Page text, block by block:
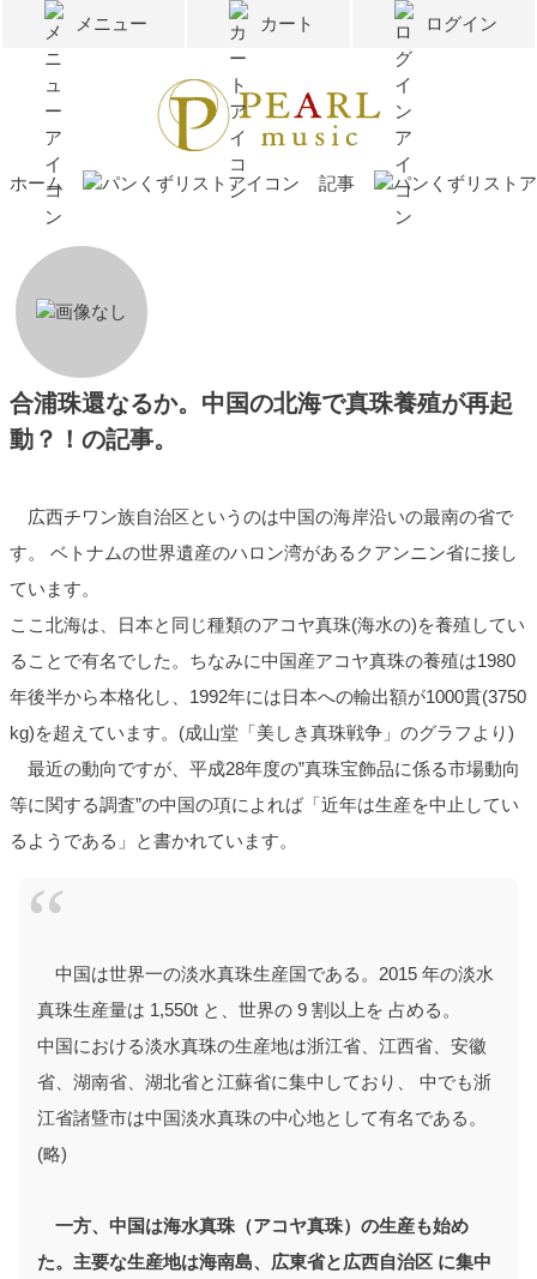
メニュー カート ログイン
ホーム 記事
合浦珠還なるか。中国の北海で真珠養殖が再起
動？！の記事。
広西チワン族自治区というのは中国の海岸沿いの最南の省で
す。 ベトナムの世界遺産のハロン湾があるクアンニン省に接し
ています。
ここ北海は、日本と同じ種類のアコヤ真珠(海水の)を養殖してい
ることで有名でした。ちなみに中国産アコヤ真珠の養殖は1980
年後半から本格化し、1992年には日本への輸出額が1000貫(3750
kg)を超えています。(成山堂「美しき真珠戦争」のグラフより)
最近の動向ですが、平成28年度の”真珠宝飾品に係る市場動向
等に関する調査”の中国の項によれば「近年は生産を中止してい
るようである」と書かれています。
中国は世界一の淡水真珠生産国である。2015 年の淡水
真珠生産量は 1,550t と、世界の 9 割以上を 占める。
中国における淡水真珠の生産地は浙江省、江西省、安徽
省、湖南省、湖北省と江蘇省に集中しており、 中でも浙
江省諸曁市は中国淡水真珠の中心地として有名である。
(略)
一方、中国は海水真珠（アコヤ真珠）の生産も始め
た。主要な生産地は海南島、広東省と広西自治区 に集中